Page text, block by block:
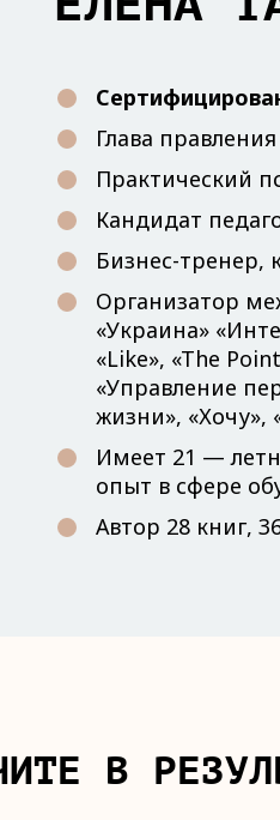
Глава
Практический
Кандидат
Бизнес-тренер,
Организатор
«Украина»
«Like», «The
«Управление
жизни», «Хочу»,
Имеет 21 —
опыт в сфере
Автор 28 книг,
В